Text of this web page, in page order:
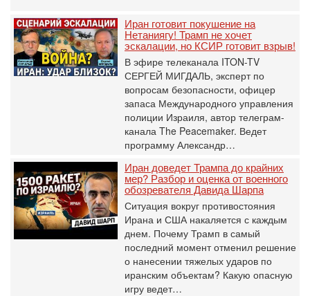
Иран готовит покушение на
Нетаниягу! Трамп не хочет
эскалации, но КСИР готовит взрыв!
В эфире телеканала ITON-TV
СЕРГЕЙ МИГДАЛЬ, эксперт по
вопросам безопасности, офицер
запаса Международного управления
полиции Израиля, автор телеграм-
канала The Peacemaker. Ведет
программу Александр…
Иран доведет Трампа до крайних
мер? Разбор и оценка от военного
обозревателя Давида Шарпа
Ситуация вокруг противостояния
Ирана и США накаляется с каждым
днем. Почему Трамп в самый
последний момент отменил решение
о нанесении тяжелых ударов по
иранским объектам? Какую опасную
игру ведет…